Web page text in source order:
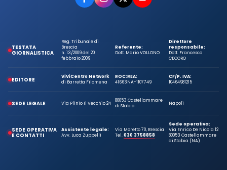
TESTATA
GIORNALISTICA
Reg. Tribunale di
Brescia
n. 13/2009 del 20
febbraio 2009
Referente:
Dott. Mario VOLLONO
Direttore
responsabile:
Dott. Francesco
CECORO
EDITORE
ViViCentro Network
di Barretta Filomena
ROC:
41663
REA:
NA-1107749
CF/P. IVA:
10464981215
SEDE LEGALE Via Plinio Il Vecchio 24
80053 Castellammare
di Stabia
Napoli
SEDE OPERATIVA
E CONTATTI
Assistente legale:
Avv. Luca Zuppelli
Via Moretto 70, Brescia
Tel.030 3758858
Sede operativa:
Via Enrico De Nicola 12
80053 Castellammare
di Stabia (NA)